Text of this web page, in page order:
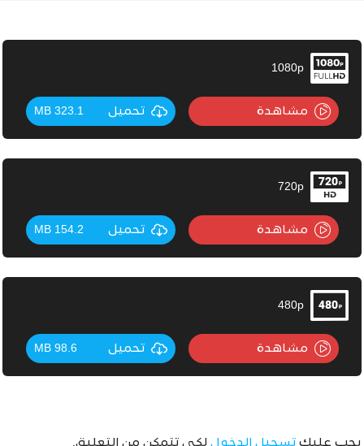
1080p
مشاهدة تحميل 323.1 MB
720p
مشاهدة تحميل 154.2 MB
480p
مشاهدة تحميل 98.6 MB
يجب عليك تسجيل الدخول لكي تتمكن من التعليق.